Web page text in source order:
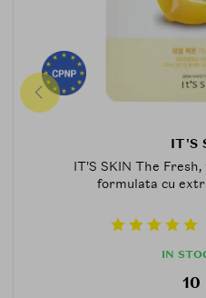
IT'S
IT'S SKIN The
formulata cu
IN
10